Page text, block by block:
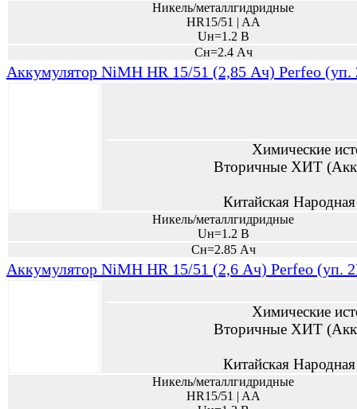
Никель/металлгидридные
HR15/51 | AA
Uн=1.2 В
Сн=2.4 Ач
Аккумулятор NiMH HR 15/51 (2,85 Ач) Perfeo (уп.
Химические
Вторичные ХИТ
Китайская
Никель/металлгидридные
Uн=1.2 В
Сн=2.85 Ач
Аккумулятор NiMH HR 15/51 (2,6 Ач) Perfeo (уп.
Химические
Вторичные ХИТ
Китайская
Никель/металлгидридные
HR15/51 | AA